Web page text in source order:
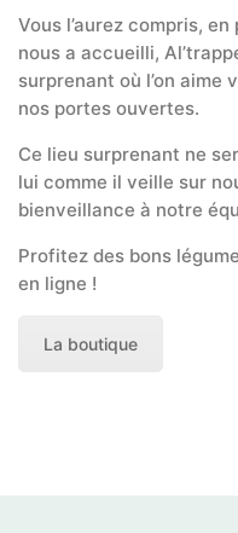
Vous l’aurez compris,
nous a accueilli,
surprenant où l’on
nos portes ouvertes.
Ce lieu surprenant ne
lui comme il veille sur
bienveillance à notre
Profitez des bons
en ligne !
La boutique